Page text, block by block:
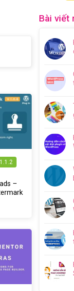
1.1.2
–
Bài viết